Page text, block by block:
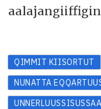
QIMMIT KIISORTUT
NUNATTA